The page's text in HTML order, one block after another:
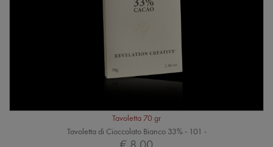
Tavoletta 70 gr
Tavoletta di Cioccolato Bianco 33% - 101 -